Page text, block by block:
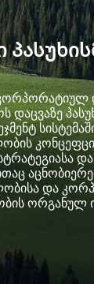
დაცვაზე
და
ორგანულ